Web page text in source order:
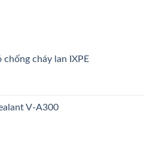
chống cháy lan IXPE
V-A300